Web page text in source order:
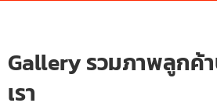
Gallery รวมภาพลูกค้
เรา